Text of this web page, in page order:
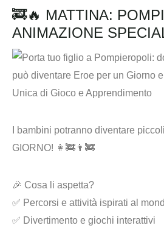
🚒🔥 MATTINA:
ANIMAZIONE
I bambini potranno diventare
GIORNO! 👩‍🚒👨‍🚒
🎉 Cosa li aspetta?
✅ Percorsi e attività ispirati al
✅ Divertimento e giochi interattivi